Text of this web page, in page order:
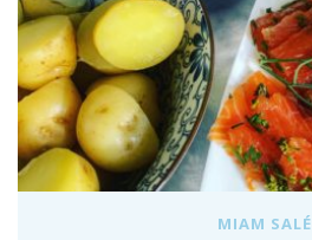
MIAM SALÉ